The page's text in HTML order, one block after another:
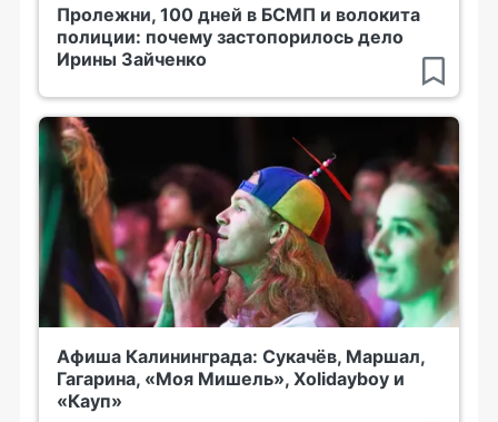
Пролежни, 100 дней в БСМП и волокита
полиции: почему застопорилось дело
Ирины Зайченко
Афиша Калининграда: Сукачёв, Маршал,
Гагарина, «Моя Мишель», Xolidayboy и
«Кауп»